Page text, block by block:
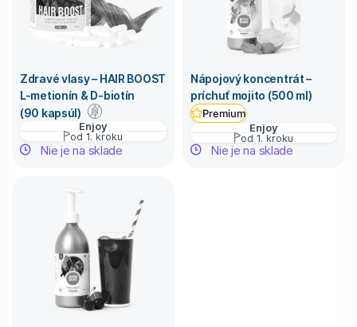
Zdravé vlasy – HAIR BOOST
L-metionín & D-biotín
(90 kapsúl)
Enjoy
od 1. kroku
Nie je na sklade
Nápojový koncentrát –
príchuť mojito (500 ml)
Premium
Enjoy
od 1. kroku
Nie je na sklade